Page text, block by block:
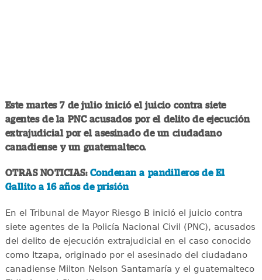
Este martes 7 de julio inició el juicio contra siete
agentes de la PNC acusados por el delito de ejecución
extrajudicial por el asesinado de un ciudadano
canadiense y un guatemalteco.
OTRAS NOTICIAS: Condenan a pandilleros de El
Gallito a 16 años de prisión
En el Tribunal de Mayor Riesgo B inició el juicio contra
siete agentes de la Policía Nacional Civil (PNC), acusados
del delito de ejecución extrajudicial en el caso conocido
como Itzapa, originado por el asesinado del ciudadano
canadiense Milton Nelson Santamaría y el guatemalteco